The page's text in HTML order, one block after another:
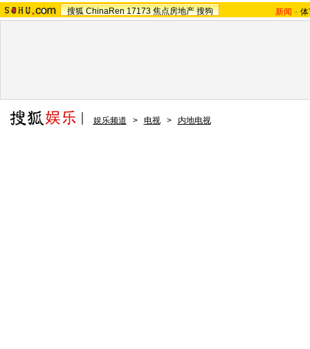
搜狐 ChinaRen 17173 焦点房地产 搜狗 新闻 -
娱乐频道 > 电视 > 内地电视